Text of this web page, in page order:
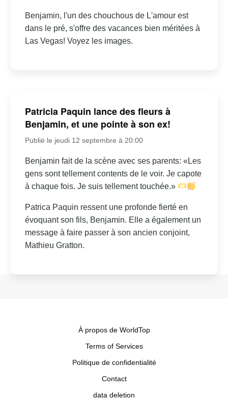
Benjamin, l'un des chouchous de L'amour est
dans le pré, s'offre des vacances bien méritées à
Las Vegas! Voyez les images.
Patricia Paquin lance des fleurs à
Benjamin, et une pointe à son ex!
Publié le jeudi 12 septembre à 20:00
Benjamin fait de la scène avec ses parents: «Les
gens sont tellement contents de le voir. Je capote
à chaque fois. Je suis tellement touchée.»
Patrica Paquin ressent une profonde fierté en
évoquant son fils, Benjamin. Elle a également un
message à faire passer à son ancien conjoint,
Mathieu Gratton.
À propos de WorldTop
Terms of Services
Politique de confidentialité
Contact
data deletion